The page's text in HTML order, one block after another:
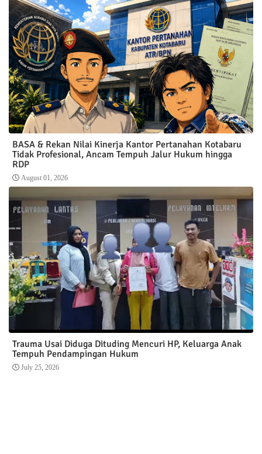
BASA & Rekan Nilai Kinerja Kantor Pertanahan Kotabaru
Tidak Profesional, Ancam Tempuh Jalur Hukum hingga
RDP
August 01, 2026
Trauma Usai Diduga Dituding Mencuri HP, Keluarga Anak
Tempuh Pendampingan Hukum
July 25, 2026